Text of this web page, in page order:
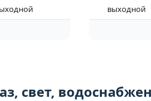
выходной
свет,